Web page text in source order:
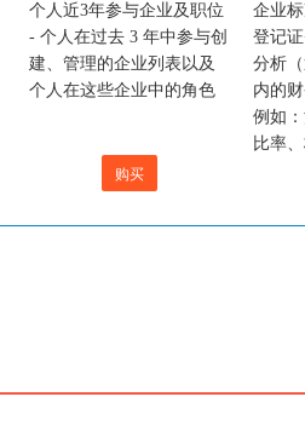
个人近3年参与企业及职位
- 个人在过去 3 年中参与创
建、管理的企业列表以及
个人在这些企业中的角色
购买
企业
登记
分析
内的
例如
比率